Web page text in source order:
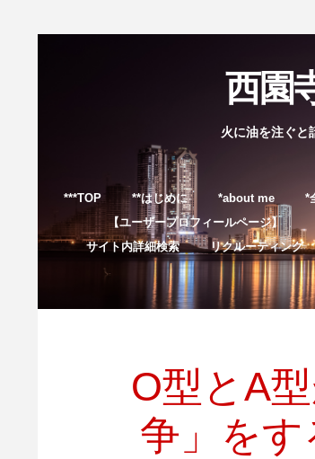
西園
火に油を注ぐと
***TOP **はじめに *about me *
【ユーザープロフィールページ】
サイト内詳細検索
リクルーティング
O型とA
争」を